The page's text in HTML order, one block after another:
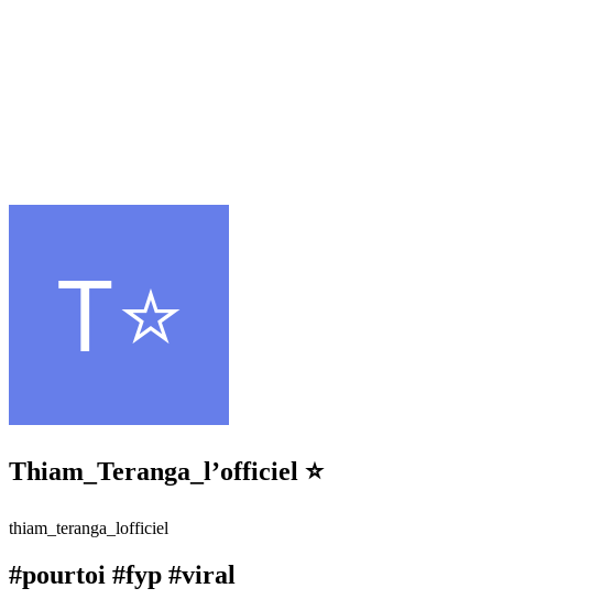
Thiam_Teranga_l’officiel ⭐️
thiam_teranga_lofficiel
#pourtoi #fyp #viral